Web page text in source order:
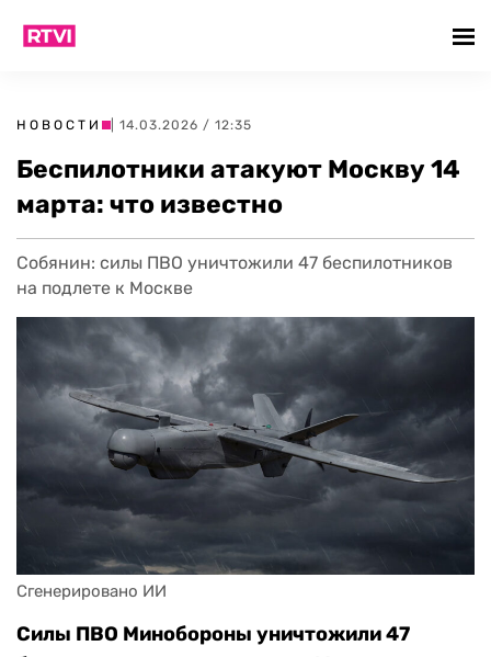
НОВОСТИ | 14.03.2026 / 12:35
Беспилотники атакуют Москву 14
марта: что известно
Собянин: силы ПВО уничтожили 47 беспилотников
на подлете к Москве
Сгенерировано ИИ
Силы ПВО Минобороны уничтожили 47